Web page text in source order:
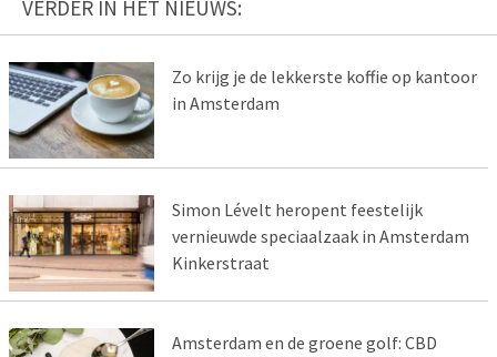
VERDER IN HET NIEUWS:
Zo krijg je de lekkerste koffie op kantoor
in Amsterdam
Simon Lévelt heropent feestelijk
vernieuwde speciaalzaak in Amsterdam
Kinkerstraat
Amsterdam en de groene golf: CBD